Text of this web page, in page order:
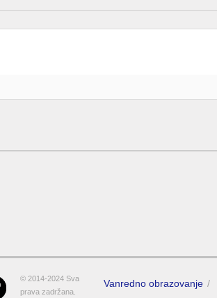
Vanredno obrazovanje
© 2014-2024 Sva
prava zadržana.